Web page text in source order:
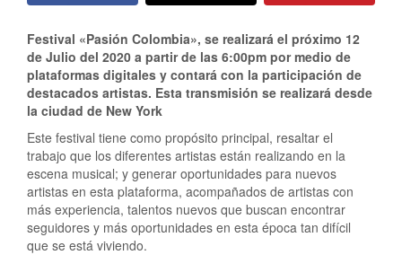
Festival «Pasión Colombia», se realizará el próximo 12
de Julio del 2020 a partir de las 6:00pm por medio de
plataformas digitales y contará con la participación de
destacados artistas. Esta transmisión se realizará desde
la ciudad de New York
Este festival tiene como propósito principal, resaltar el
trabajo que los diferentes artistas están realizando en la
escena musical; y generar oportunidades para nuevos
artistas en esta plataforma, acompañados de artistas con
más experiencia, talentos nuevos que buscan encontrar
seguidores y más oportunidades en esta época tan difícil
que se está viviendo.